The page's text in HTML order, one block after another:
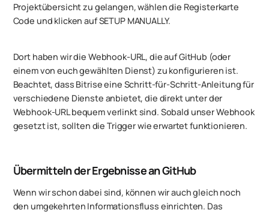
Projektübersicht zu gelangen, wählen die Registerkarte
Code und klicken auf SETUP MANUALLY.
Dort haben wir die Webhook-URL, die auf GitHub (oder
einem von euch gewählten Dienst) zu konfigurieren ist.
Beachtet, dass Bitrise eine Schritt-für-Schritt-Anleitung für
verschiedene Dienste anbietet, die direkt unter der
Webhook-URL bequem verlinkt sind. Sobald unser Webhook
gesetzt ist, sollten die Trigger wie erwartet funktionieren.
Übermitteln der Ergebnisse an GitHub
Wenn wir schon dabei sind, können wir auch gleich noch
den umgekehrten Informationsfluss einrichten. Das